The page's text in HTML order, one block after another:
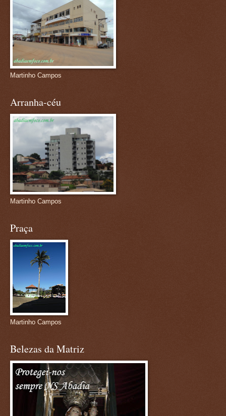
Martinho Campos
Arranha-céu
Martinho Campos
Praça
Martinho Campos
Belezas da Matriz